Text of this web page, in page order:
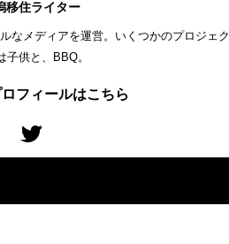
移住ライター
なメディアを運営。いくつかのプロジェ
供と、BBQ。
フィールはこちら